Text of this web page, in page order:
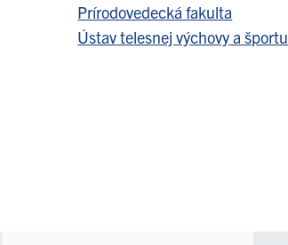
Prírodovedecká fakulta
Ústav telesnej výchovy a športu